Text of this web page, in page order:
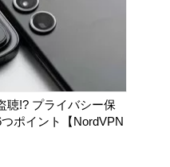
聴!? プライバシー保
ポイント【NordVPN